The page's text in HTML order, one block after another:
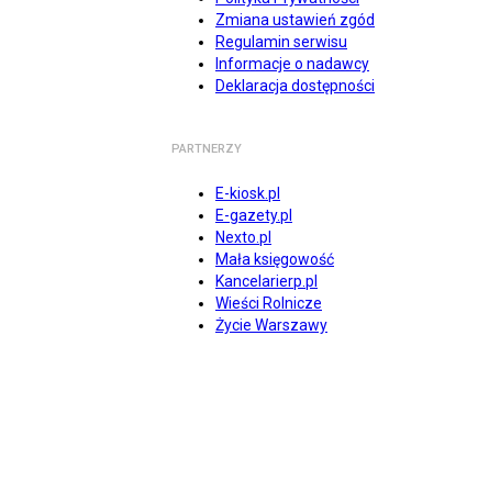
Zmiana ustawień zgód
Regulamin serwisu
Informacje o nadawcy
Deklaracja dostępności
PARTNERZY
E-kiosk.pl
E-gazety.pl
Nexto.pl
Mała księgowość
Kancelarierp.pl
Wieści Rolnicze
Życie Warszawy